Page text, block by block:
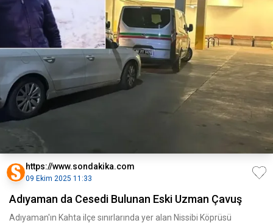
https://www.sondakika.com
09 Ekim 2025 11:33
Adıyaman da Cesedi Bulunan Eski Uzman Çavuş
Adıyaman'ın Kahta ilçe sınırlarında yer alan Nissibi Köprüsü